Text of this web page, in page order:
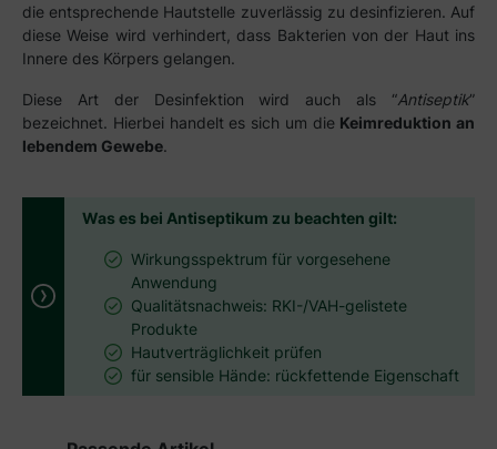
die entsprechende Hautstelle zuverlässig zu desinfizieren. Auf
diese Weise wird verhindert, dass Bakterien von der Haut ins
Innere des Körpers gelangen.
Diese Art der Desinfektion wird auch als “Antiseptik”
bezeichnet. Hierbei handelt es sich um die Keimreduktion an
lebendem Gewebe.
Was es bei Antiseptikum zu beachten gilt:
Wirkungsspektrum für vorgesehene
Anwendung
Qualitätsnachweis: RKI-/VAH-gelistete
Produkte
Hautverträglichkeit prüfen
für sensible Hände: rückfettende Eigenschaft